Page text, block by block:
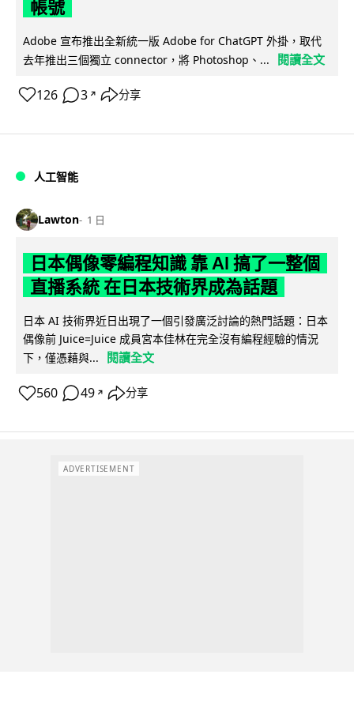
帳號
Adobe 宣布推出全新統一版 Adobe for ChatGPT 外掛，取代
去年推出三個獨立 connector，將 Photoshop、...
閱讀全文
126 3 ↗ 分享
人工智能
Lawton 1 日
日本偶像零編程知識 靠 AI 搞了一整個
直播系統 在日本技術界成為話題
日本 AI 技術界近日出現了一個引發廣泛討論的熱門話題：日本
偶像前 Juice=Juice 成員宮本佳林在完全沒有編程經驗的情況
下，僅憑藉與...
閱讀全文
560 49 ↗ 分享
ADVERTISEMENT